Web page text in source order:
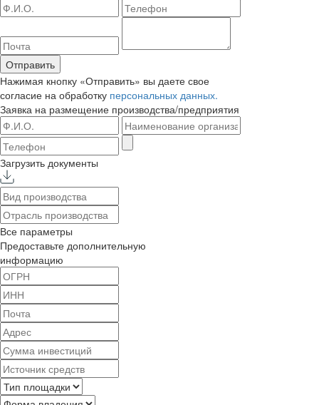
Отправить
Нажимая кнопку «Отправить» вы даете свое
согласие на обработку персональных данных.
Заявка на размещение производства/предприятия
Загрузить документы
Все параметры
Предоставьте дополнительную
информацию